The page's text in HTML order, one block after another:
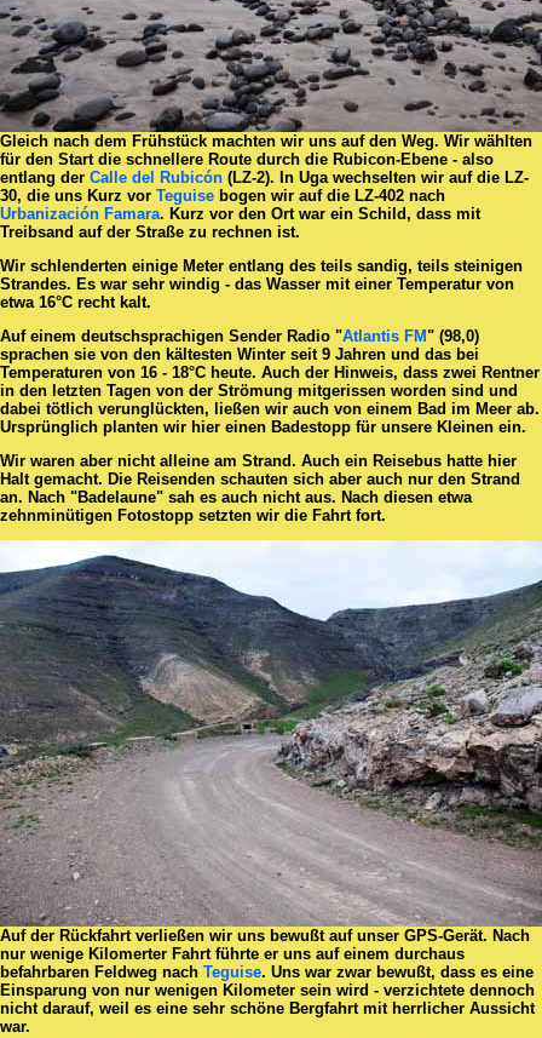
Gleich nach dem Frühstück machten wir uns auf den Weg. Wir wählten
für den Start die schnellere Route durch die Rubicon-Ebene - also
entlang der Calle del Rubicón (LZ-2). In Uga wechselten wir auf die LZ-
30, die uns Kurz vor Teguise bogen wir auf die LZ-402 nach
Urbanización Famara. Kurz vor den Ort war ein Schild, dass mit
Treibsand auf der Straße zu rechnen ist.
Wir schlenderten einige Meter entlang des teils sandig, teils steinigen
Strandes. Es war sehr windig - das Wasser mit einer Temperatur von
etwa 16°C recht kalt.
Auf einem deutschsprachigen Sender Radio "Atlantis FM" (98,0)
sprachen sie von den kältesten Winter seit 9 Jahren und das bei
Temperaturen von 16 - 18°C heute. Auch der Hinweis, dass zwei Rentner
in den letzten Tagen von der Strömung mitgerissen worden sind und
dabei tötlich verunglückten, ließen wir auch von einem Bad im Meer ab.
Ursprünglich planten wir hier einen Badestopp für unsere Kleinen ein.
Wir waren aber nicht alleine am Strand. Auch ein Reisebus hatte hier
Halt gemacht. Die Reisenden schauten sich aber auch nur den Strand
an. Nach "Badelaune" sah es auch nicht aus. Nach diesen etwa
zehnminütigen Fotostopp setzten wir die Fahrt fort.
Auf der Rückfahrt verließen wir uns bewußt auf unser GPS-Gerät. Nach
nur wenige Kilomerter Fahrt führte er uns auf einem durchaus
befahrbaren Feldweg nach Teguise. Uns war zwar bewußt, dass es eine
Einsparung von nur wenigen Kilometer sein wird - verzichtete dennoch
nicht darauf, weil es eine sehr schöne Bergfahrt mit herrlicher Aussicht
war.